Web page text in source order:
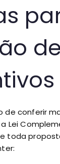
de conferir
Lei
toda